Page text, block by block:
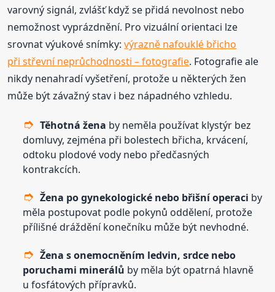
varovný signál, zvlášť když se přidá nevolnost nebo
nemožnost vyprázdnění. Pro vizuální orientaci lze
srovnat výukové snímky:výrazně nafouklé břicho
při střevní neprůchodnosti – fotografie. Fotografie ale
nikdy nenahradí vyšetření, protože u některých žen
může být závažný stav i bez nápadného vzhledu.
Těhotná žena by neměla používat klystýr bez
domluvy, zejména při bolestech břicha, krvácení,
odtoku plodové vody nebo předčasných
kontrakcích.
Žena po gynekologické nebo břišní operaci by
měla postupovat podle pokynů oddělení, protože
přílišné dráždění konečníku může být nevhodné.
Žena s onemocněním ledvin, srdce nebo
poruchami minerálů by měla být opatrná hlavně
u fosfátových přípravků.